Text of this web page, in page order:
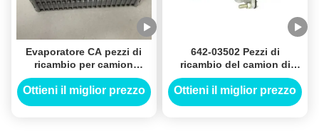
Evaporatore CA pezzi di
ricambio per camion
Mitsubishi FV515
ME733430
Ottieni il miglior prezzo
642-03502 Pezzi di
ricambio del camion di
richiamo della frizione TS
16949 per Hino
Ottieni il miglior prezzo